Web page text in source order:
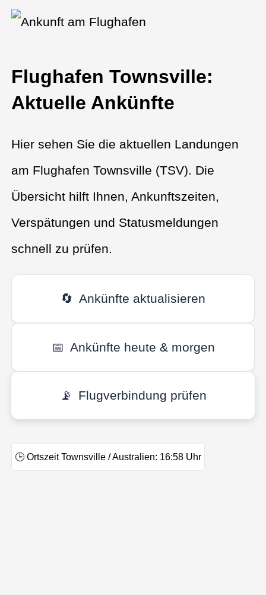
Flughafen Townsville:
Aktuelle Ankünfte
Hier sehen Sie die aktuellen Landungen
am Flughafen Townsville (TSV). Die
Übersicht hilft Ihnen, Ankunftszeiten,
Verspätungen und Statusmeldungen
schnell zu prüfen.
🔄 Ankünfte aktualisieren
📅 Ankünfte heute & morgen
📡 Flugverbindung prüfen
🕒 Ortszeit Townsville / Australien: 16:58 Uhr